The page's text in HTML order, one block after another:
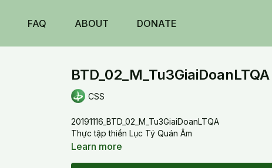
FAQ ABOUT DONATE
BTD_02_M_Tu3GiaiDoanLTQA
CSS
20191116_BTD_02_M_Tu3GiaiDoanLTQA
Thực tập thiền Lục Tý Quán Âm
Learn more